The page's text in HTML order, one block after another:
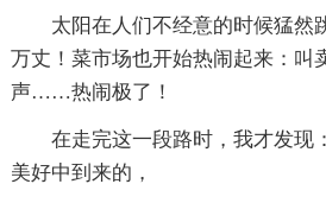
太阳在人们不经意的时候猛然
万丈！菜市场也开始热闹起来：叫
声……热闹极了！
在走完这一段路时，我才发现
美好中到来的，